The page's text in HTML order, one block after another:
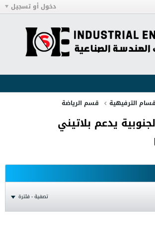
دخول أو تسجيل
الترفيهية قسم الرياضة
يدعم بلاتيني
تصفية - فلترة